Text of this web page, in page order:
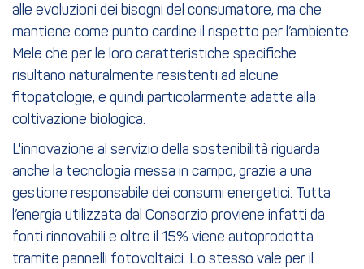
alle evoluzioni dei bisogni del consumatore, ma che
mantiene come punto cardine il rispetto per l’ambiente.
Mele che per le loro caratteristiche specifiche
risultano naturalmente resistenti ad alcune
fitopatologie, e quindi particolarmente adatte alla
coltivazione biologica.
L'innovazione al servizio della sostenibilità riguarda
anche la tecnologia messa in campo, grazie a una
gestione responsabile dei consumi energetici. Tutta
l’energia utilizzata dal Consorzio proviene infatti da
fonti rinnovabili e oltre il 15% viene autoprodotta
tramite pannelli fotovoltaici. Lo stesso vale per il